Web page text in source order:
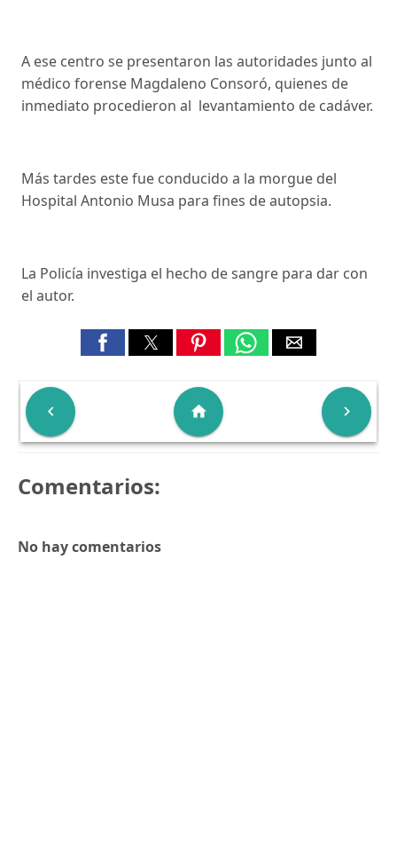
A ese centro se presentaron las autoridades junto al
médico forense Magdaleno Consoró, quienes de
inmediato procedieron al levantamiento de cadáver.
Más tardes este fue conducido a la morgue del
Hospital Antonio Musa para fines de autopsia.
La Policía investiga el hecho de sangre para dar con
el autor.
 
home
Comentarios:
No hay comentarios